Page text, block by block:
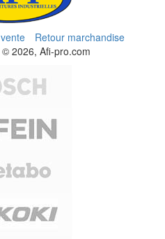
Retour marchandise
© 2026, Afi-pro.com